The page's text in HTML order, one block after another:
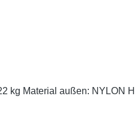
kg Material außen: NYLON